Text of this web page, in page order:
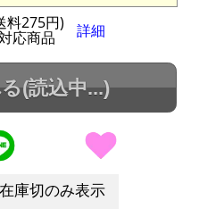
料275円)
応商品 詳細
(読込中...)
在庫切のみ表示